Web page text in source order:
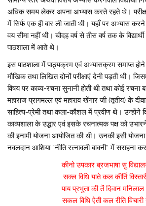
अधिक समय लेकर अपना अभ्यास करते रहते थे।
में सिर्फ एक ही बार ली जाती थी। यहाँ पर अभ्यास
वय सीमा नहीं थी। चौदह वर्ष से तीस वर्ष तक के
पाठशाला में आते थे।
इस पाठशाला में पाठ्यक्रम एवं अभ्यासक्रम समाप्त होने
मौखिक तथा लिखित दोनों परीक्षाएं देनी पड़ती थी।
विषय पर काव्य-रचना सुनानी होती थी तथा कोई रचना
महाराज प्रागमल्ल एवं महाराव खेंगार जी (तृतीय) के
साहित्य-प्रेमी तथा कला-कौशल में प्रवीण थे।
काव्यशाला के उद्धार एवं इसके रचनात्मक पक्ष को
की इनामी योजना आयोजित की थी। उनकी इसी
नवलदान आशिया “नीति रत्नावली बावनी” में सराहना
कीनो उपकार ब्रजभाषा सु
सक्ल विधि याते कल कीर्ति
पाय प्रभुता की तें दिवान मनिलाल
सकल विधि ऐती कल रीति